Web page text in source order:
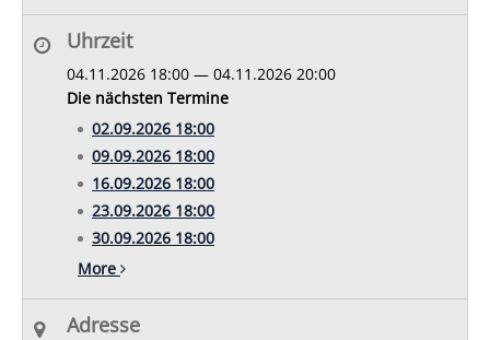
Uhrzeit
04.11.2026 18:00 — 04.11.2026 20:00
Die nächsten Termine
02.09.2026 18:00
09.09.2026 18:00
16.09.2026 18:00
23.09.2026 18:00
30.09.2026 18:00
More
Adresse